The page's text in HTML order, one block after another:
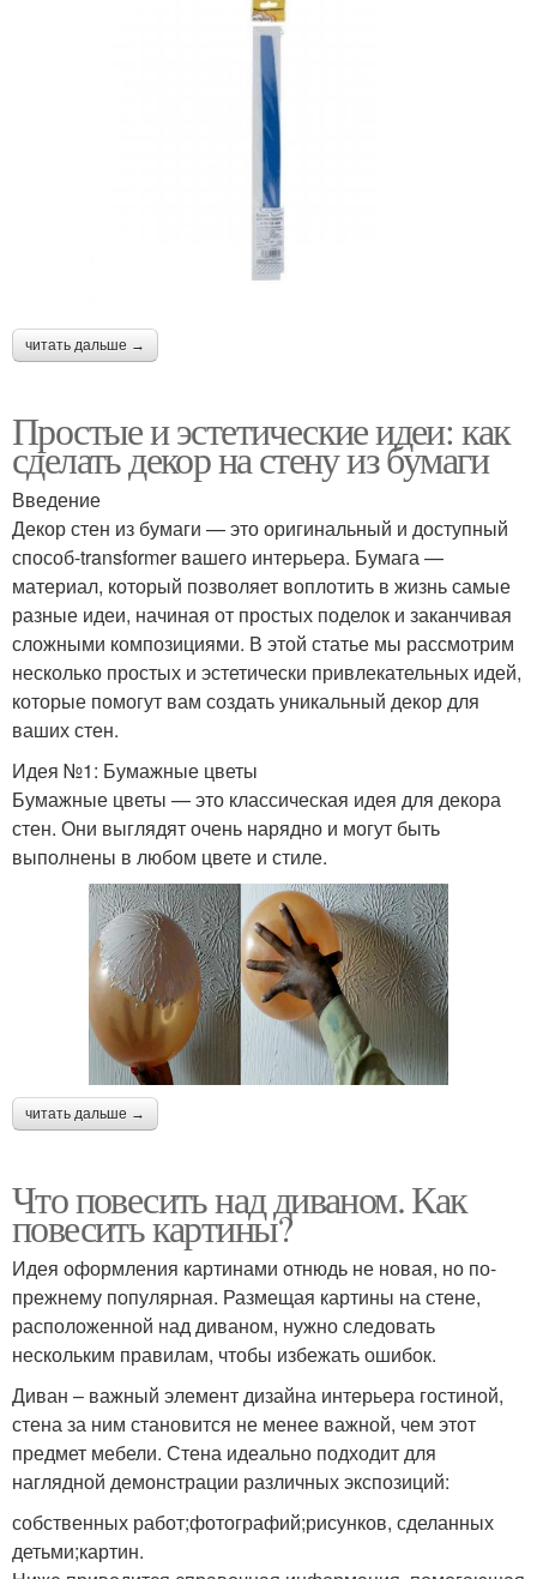
читать дальше →
Простые и эстетические идеи: как
сделать декор на стену из бумаги
Введение
Декор стен из бумаги — это оригинальный и доступный
способ-transformer вашего интерьера. Бумага —
материал, который позволяет воплотить в жизнь самые
разные идеи, начиная от простых поделок и заканчивая
сложными композициями. В этой статье мы рассмотрим
несколько простых и эстетически привлекательных идей,
которые помогут вам создать уникальный декор для
ваших стен.
Идея №1: Бумажные цветы
Бумажные цветы — это классическая идея для декора
стен. Они выглядят очень нарядно и могут быть
выполнены в любом цвете и стиле.
читать дальше →
Что повесить над диваном. Как
повесить картины?
Идея оформления картинами отнюдь не новая, но по-
прежнему популярная. Размещая картины на стене,
расположенной над диваном, нужно следовать
нескольким правилам, чтобы избежать ошибок.
Диван – важный элемент дизайна интерьера гостиной,
стена за ним становится не менее важной, чем этот
предмет мебели. Стена идеально подходит для
наглядной демонстрации различных экспозиций:
собственных работ;фотографий;рисунков, сделанных
детьми;картин.